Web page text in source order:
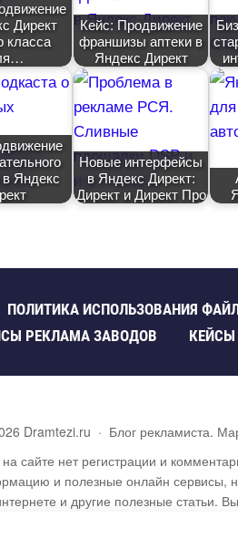
Директ
класса
Кейс: Продвижение
франшизы аптеки
Яндекс Директ
в Яндекс
Новые интерфейсы
Яндекс Директ:
Директ и Директ Про
ПОЛИТИКА ИСПОЛЬЗОВАНИЯ
РЕКЛАМА ЗАВОДО КЕЙСЫ
Dramtezi.ru · Блог рекламиста.
сайте нет регистрации и
и полезные онлайн сервисы,
и другие полезные